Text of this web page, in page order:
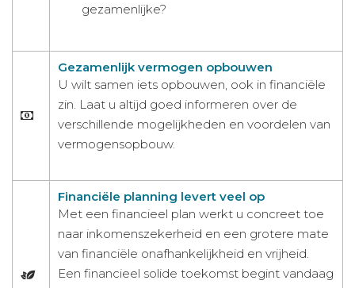
gezamenlijke?
Gezamenlijk vermogen opbouwen
U wilt samen iets opbouwen, ook in financiële
zin. Laat u altijd goed informeren over de
verschillende mogelijkheden en voordelen van
vermogensopbouw.
Financiële planning levert veel op
Met een financieel plan werkt u concreet toe
naar inkomenszekerheid en een grotere mate
van financiële onafhankelijkheid en vrijheid.
Een financieel solide toekomst begint vandaag